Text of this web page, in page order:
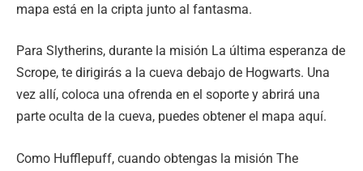
mapa está en la cripta junto al fantasma.
Para Slytherins, durante la misión La última esperanza de
Scrope, te dirigirás a la cueva debajo de Hogwarts. Una
vez allí, coloca una ofrenda en el soporte y abrirá una
parte oculta de la cueva, puedes obtener el mapa aquí.
Como Hufflepuff, cuando obtengas la misión The